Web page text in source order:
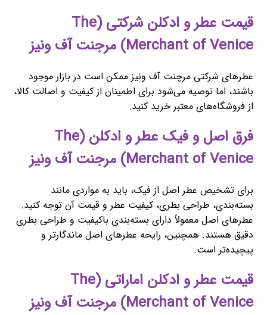
قیمت عطر و ادکلن شرکتی (The
Merchant of Venice) مرجنت آف ونیز
عطرهای شرکتی مرچنت آف ونیز ممکن است در بازار موجود
باشند، اما توصیه می‌شود برای اطمینان از کیفیت و اصالت کالا،
از فروشگاه‌های معتبر خرید کنید.
فرق اصل و فیک عطر و ادکلن (The
Merchant of Venice) مرجنت آف ونیز
برای تشخیص عطر اصل از فیک، باید به مواردی مانند
بسته‌بندی، طراحی بطری، کیفیت عطر و قیمت آن توجه کنید.
عطرهای اصل معمولاً دارای بسته‌بندی باکیفیت و طراحی بطری
دقیق هستند. همچنین، رایحه عطرهای اصل ماندگارتر و
پیچیده‌تر است.
قیمت عطر و ادکلن اماراتی (The
Merchant of Venice) مرجنت آف ونیز